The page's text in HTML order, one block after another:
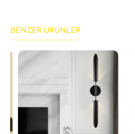
BENZER ÜRÜNLER